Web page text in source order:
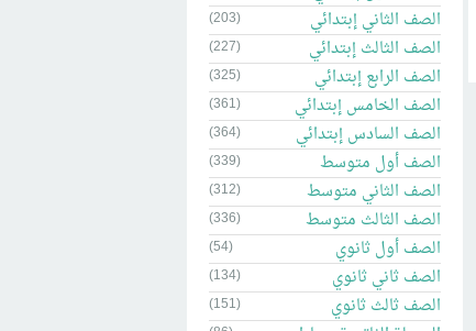
الصف الثاني إبتدائي (203)
الصف الثالث إبتدائي (227)
الصف الرابع إبتدائي (325)
الصف الخامس إبتدائي (361)
الصف السادس إبتدائي (364)
الصف أول متوسط (339)
الصف الثاني متوسط (312)
الصف الثالث متوسط (336)
الصف أول ثانوي (54)
الصف ثاني ثانوي (134)
الصف ثالث ثانوي (151)